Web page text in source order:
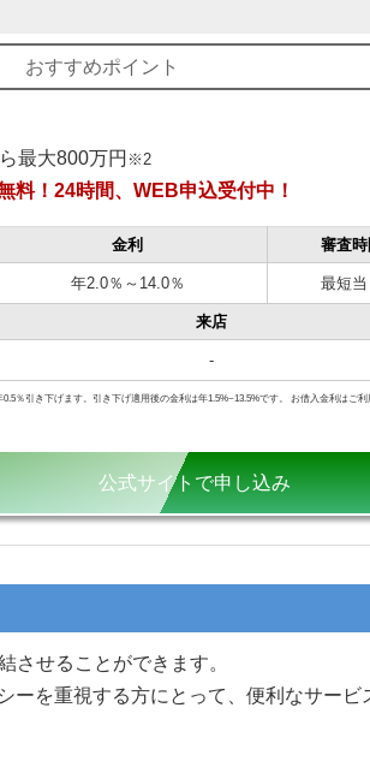
おすすめポイント
最大800万円 ※2
料！24時間、WEB申込受付中！
金利 審査時
年2.0％～14.0％ 最短当
来店
-
％引き下げます。引き下げ適用後の金利は年1.5%~13.5%です。 お借入金利はご利
公式サイトで申し込み
させることができます。
ーを重視する方にとって、便利なサービ